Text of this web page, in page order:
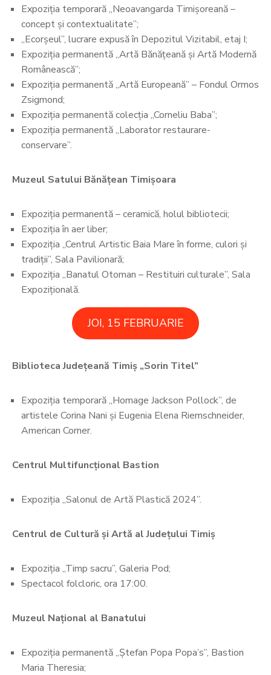
Expoziția temporară „Neoavangarda Timișoreană –
concept și contextualitate”;
„Ecorșeul”, lucrare expusă în Depozitul Vizitabil, etaj I;
Expoziția permanentă „Artă Bănățeană și Artă Modernă
Românească”;
Expoziția permanentă „Artă Europeană” – Fondul Ormos
Zsigmond;
Expoziția permanentă colecția „Corneliu Baba”;
Expoziția permanentă „Laborator restaurare-
conservare”.
Muzeul Satului Bănățean Timișoara
Expoziția permanentă – ceramică, holul bibliotecii;
Expoziția în aer liber;
Expoziția „Centrul Artistic Baia Mare în forme, culori și
tradiții”, Sala Pavilionară;
Expoziția „Banatul Otoman – Restituiri culturale”, Sala
Expozițională.
JOI, 15 FEBRUARIE
Biblioteca Județeană Timiș „Sorin Titel”
Expoziția temporară ,,Homage Jackson Pollock”, de
artistele Corina Nani și Eugenia Elena Riemschneider,
American Corner.
Centrul Multifuncțional Bastion
Expoziția „Salonul de Artă Plastică 2024”.
Centrul de Cultură și Artă al Județului Timiș
Expoziția „Timp sacru”, Galeria Pod;
Spectacol folcloric, ora 17:00.
Muzeul Național al Banatului
Expoziția permanentă „Ștefan Popa Popa’s”, Bastion
Maria Theresia;